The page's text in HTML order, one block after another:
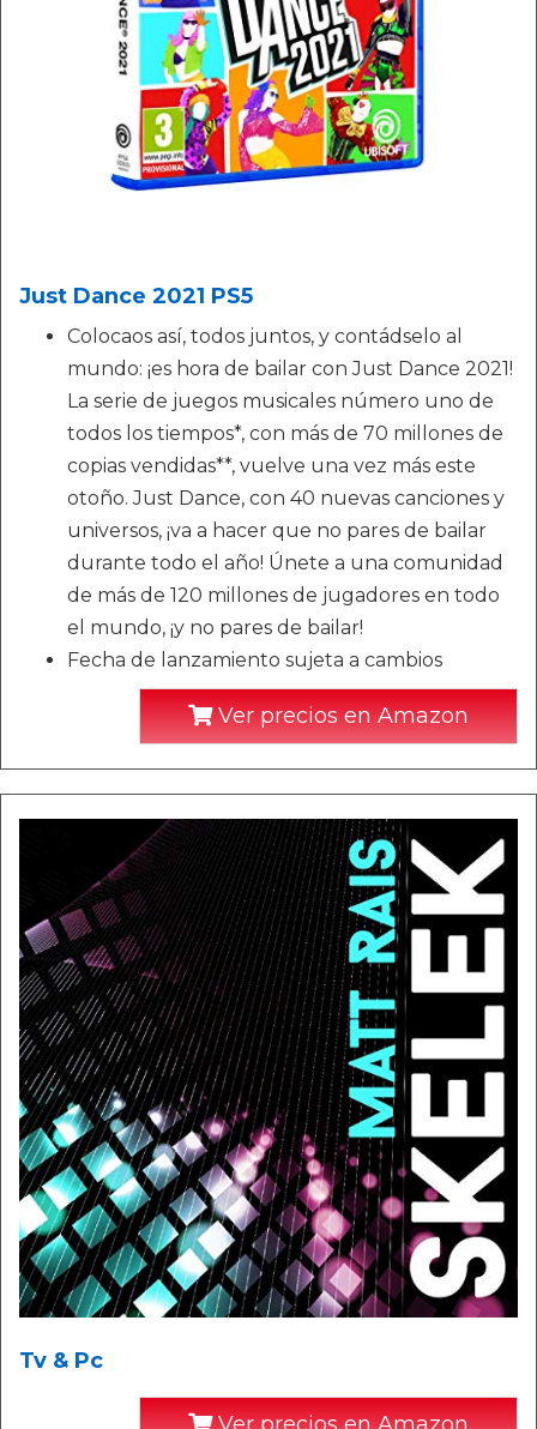
Just Dance 2021 PS5
Colocaos así, todos juntos, y contádselo al
mundo: ¡es hora de bailar con Just Dance 2021!
La serie de juegos musicales número uno de
todos los tiempos*, con más de 70 millones de
copias vendidas**, vuelve una vez más este
otoño. Just Dance, con 40 nuevas canciones y
universos, ¡va a hacer que no pares de bailar
durante todo el año! Únete a una comunidad
de más de 120 millones de jugadores en todo
el mundo, ¡y no pares de bailar!
Fecha de lanzamiento sujeta a cambios
Ver precios en Amazon
Tv & Pc